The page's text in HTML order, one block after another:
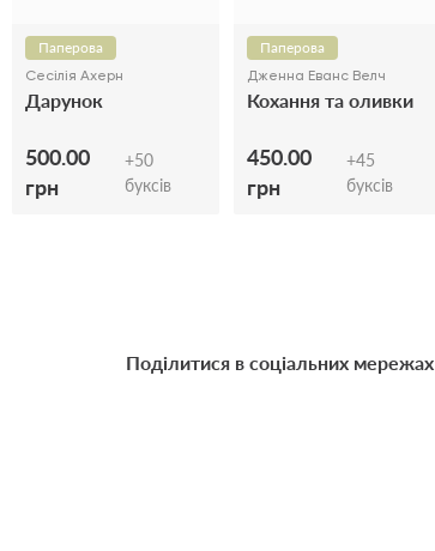
Паперова
Сесілія Ахерн
Дарунок
500.00
грн
+50
буксів
Паперова
Дженна Еванс Велч
Кохання та оливки
450.00
грн
+45
буксів
Поділитися в соціальних мережах